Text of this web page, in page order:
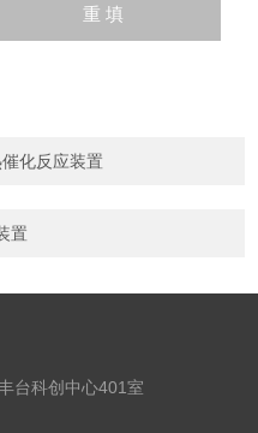
化反应装置
置
台科创中心401室